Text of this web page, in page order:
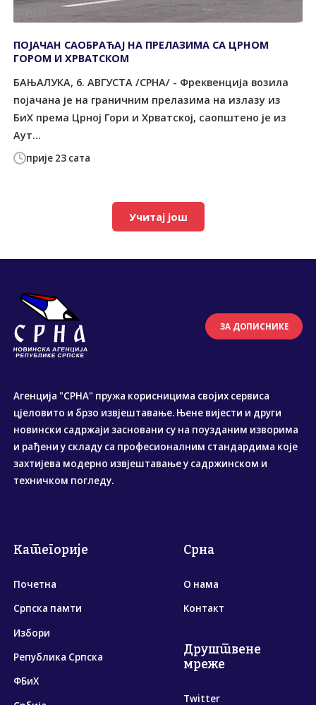
прије 23 сата
ПОЈАЧАН САОБРАЋАЈ НА ПРЕЛАЗИМА СА ЦРНОМ
ГОРОМ И ХРВАТСКОМ
БАЊАЛУКА, 6. АВГУСТА /СРНА/ - Фреквенција возила
појачана је на граничним прелазима на излазу из
БиХ према Црној Гори и Хрватској, саопштено је из
Аут...
Учитај још
ЗА ДОПИСНИКЕ
Агенција "СРНА" пружа корисницима својих сервиса
цјеловито и брзо извјештавање. Њене вијести и други
новински садржаји засновани су на поузданим изворима
и рађени у складу са професионалним стандардима које
захтијева модерно извјештавање у садржинском и
техничком погледу.
Категорије
Почетна
Српска памти
Избори
Република Српска
ФБиХ
Срна
О нама
Контакт
Друштвене
мреже
Twitter